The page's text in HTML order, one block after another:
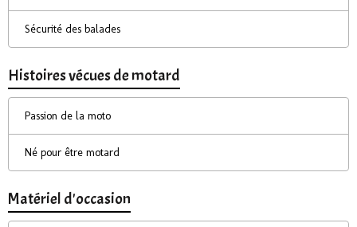
Sécurité des balades
Histoires vécues de motard
Passion de la moto
Né pour être motard
Matériel d'occasion